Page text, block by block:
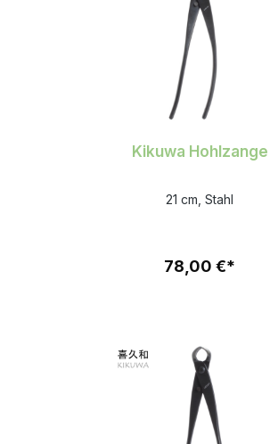
Kikuwa Hohlzange
21 cm, Stahl
78,00 €*